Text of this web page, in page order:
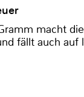
macht
fällt auch auf